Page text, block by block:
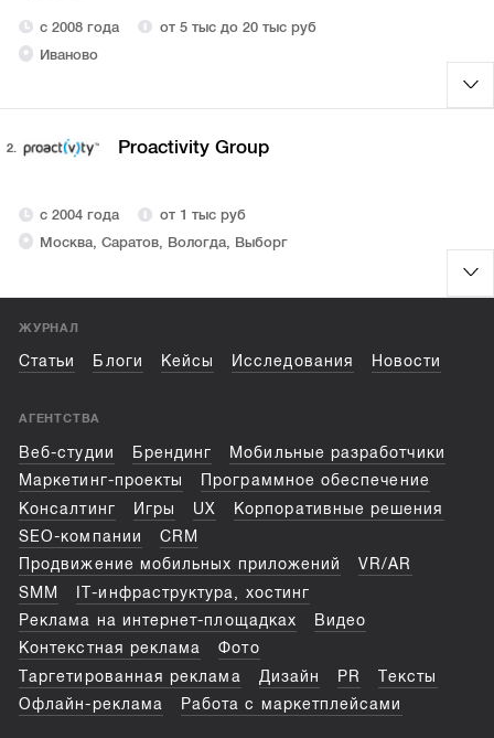
с 2008 года
от 5 тыс до 20 тыс руб
Иваново
2. Proactivity Group
с 2004 года
от 1 тыс руб
Москва, Саратов, Вологда, Выборг
ЖУРНАЛ
Статьи Блоги Кейсы Исследования Новости
АГЕНТСТВА
Веб-студии Брендинг
Мобильные разработчики
Маркетинг-проекты
Программное обеспечение
Консалтинг
Игры UX
Корпоративные решения
SEO-компании
CRM
Продвижение мобильных приложений
VR/AR
SMM
IT-инфраструктура, хостинг
Реклама на интернет-площадках
Видео
Контекстная реклама
Фото
Таргетированная реклама
Дизайн PR
Тексты
Офлайн-реклама
Работа с маркетплейсами